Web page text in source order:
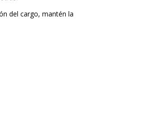
del cargo, mantén la